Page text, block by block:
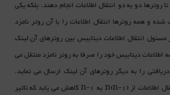
روترها دو به دو انتقال اطلاعات انجام دهند. بلکه یکی
شده و همه روترها انتقال اطلاعات را با آن روتر نامزد
مسئول انتقال اطلاعات دیتابیس بین روترهای آن لینک
اطلاعات دیتابیس خود را صرفا به روتر نامزد منتقل می
را به دیگر روترهای آن لینک ارسال می نماید.
بدین شیوه تعداد پروسه انتقال اطلاعات از n(n-1) به n-1 کاهش می یابد که تاثیر